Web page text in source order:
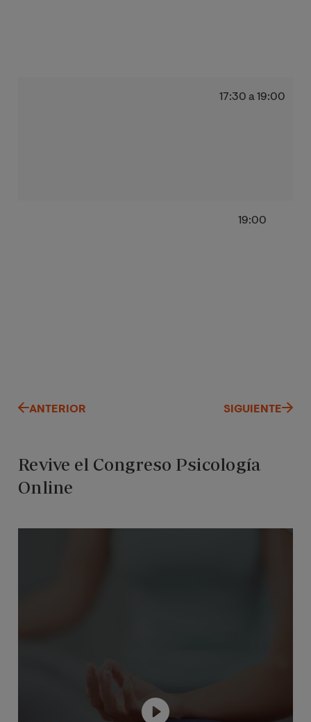
17:30 a 19:00
19:00
ANTERIOR SIGUIENTE
Revive el Congreso Psicología
Online